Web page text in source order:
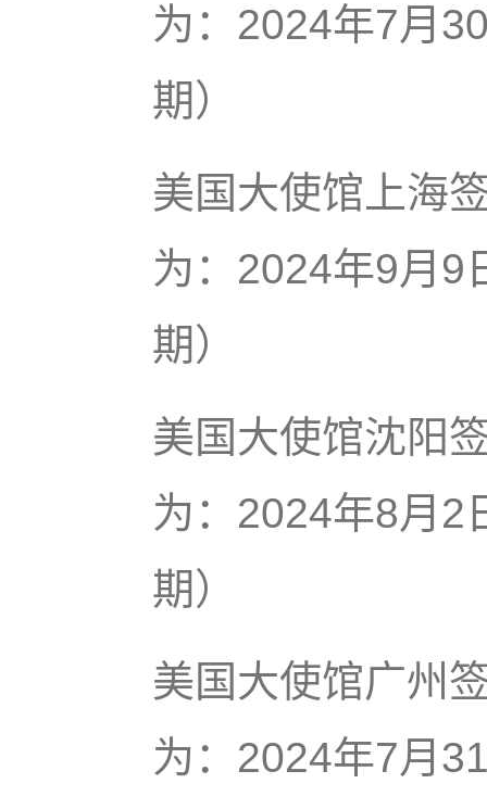
为：2024年7月
期）
美国大使馆上海
为：2024年9月9
期）
美国大使馆沈阳
为：2024年8月2
期）
美国大使馆广州
为：2024年7月